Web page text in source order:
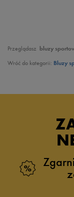
Przeglądasz bluzy
Wróć do kategorii: Bluzy